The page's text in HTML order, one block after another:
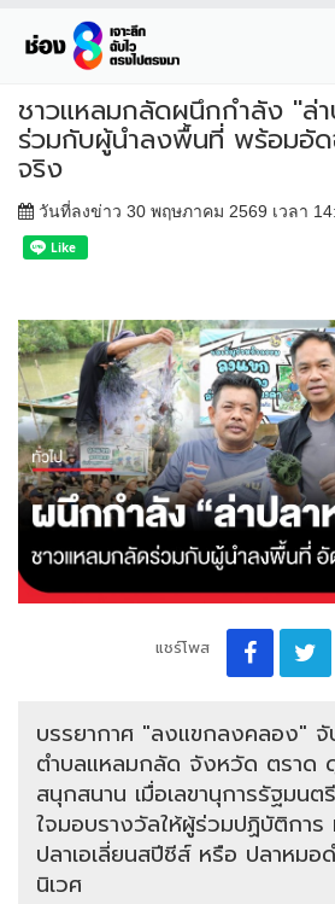
ชาวแหลมกลัดผนึกกำลัง "ล่
ร่วมกับผู้นำลงพื้นที่ พร้อมอั
จริง
วันที่ลงข่าว 30 พฤษภาคม 2569 เวลา
แชร์โพส
บรรยากาศ "ลงแขกลงคลอง" จั
ตำบลแหลมกลัด จังหวัด ตราด
สนุกสนาน เมื่อเลขานุการรัฐมน
ใจมอบรางวัลให้ผู้ร่วมปฏิบัติการ
ปลาเอเลี่ยนสปีชีส์ หรือ ปลาหมอ
นิเวศ